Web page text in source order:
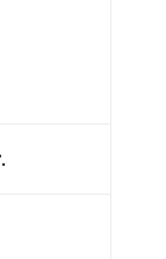
.